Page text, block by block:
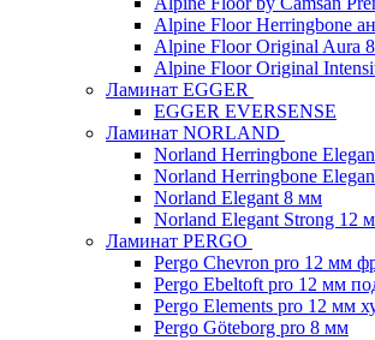
Alpine Floor Herringbone
Alpine Floor Original Aura
Alpine Floor Original
Ламинат EGGER
EGGER EVERSENSE
Ламинат NORLAND
Norland Herringbone
Norland Herringbone
Norland Elegant 8 мм
Norland Elegant Strong 12
Ламинат PERGO
Pergo Chevron pro 12 мм
Pergo Ebeltoft pro 12 мм
Pergo Elements pro 12 мм
Pergo Göteborg pro 8 мм